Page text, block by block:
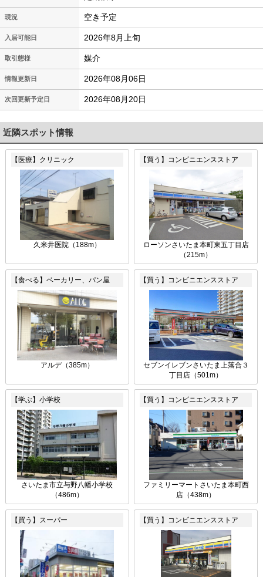
現況 空き予定
入居可能日 2026年8月上旬
取引態様 媒介
情報更新日 2026年08月06日
次回更新予定日 2026年08月20日
近隣スポット情報
【医療】クリニック
久米井医院（188m）
【買う】コンビニエンスストア
ローソンさいたま本町東五丁目店
（215m）
【食べる】ベーカリー、パン屋
アルデ（385m）
【買う】コンビニエンスストア
セブンイレブンさいたま上落合３
丁目店（501m）
【学ぶ】小学校
さいたま市立与野八幡小学校
（486m）
【買う】コンビニエンスストア
ファミリーマートさいたま本町西
店（438m）
【買う】スーパー 【買う】コンビニエンスストア